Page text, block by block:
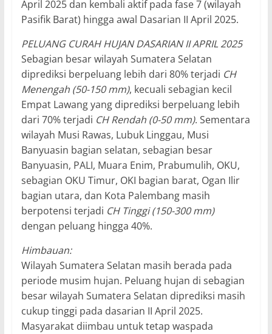
April 2025 dan kembali aktif pada fase 7 (wilayah
Pasifik Barat) hingga awal Dasarian II April 2025.
PELUANG CURAH HUJAN DASARIAN II APRIL 2025
Sebagian besar wilayah Sumatera Selatan
diprediksi berpeluang lebih dari 80% terjadi CH
Menengah (50-150 mm), kecuali sebagian kecil
Empat Lawang yang diprediksi berpeluang lebih
dari 70% terjadi CH Rendah (0-50 mm). Sementara
wilayah Musi Rawas, Lubuk Linggau, Musi
Banyuasin bagian selatan, sebagian besar
Banyuasin, PALI, Muara Enim, Prabumulih, OKU,
sebagian OKU Timur, OKI bagian barat, Ogan Ilir
bagian utara, dan Kota Palembang masih
berpotensi terjadi CH Tinggi (150-300 mm)
dengan peluang hingga 40%.
Himbauan:
Wilayah Sumatera Selatan masih berada pada
periode musim hujan. Peluang hujan di sebagian
besar wilayah Sumatera Selatan diprediksi masih
cukup tinggi pada dasarian II April 2025.
Masyarakat diimbau untuk tetap waspada